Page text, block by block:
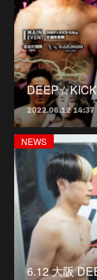
2022.06.12 14:37
NEWS
6.12 大阪